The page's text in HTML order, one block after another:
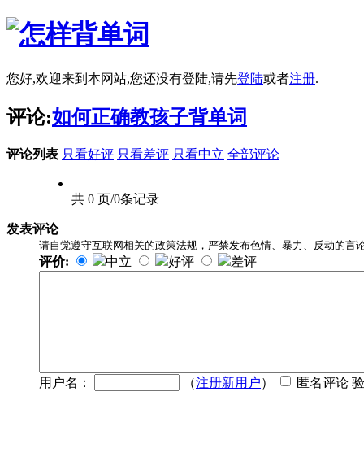
您好,欢迎来到本网站,您还没有登陆,请先登陆或者注册.
评论:如何正确教孩子背单词
评论列表 只看好评 只看差评 只看中立 全部评论
共 0 页/0条记录
发表评论
请自觉遵守互联网相关的政策法规，严禁发布色情、暴力、反动的言
评价: 中立 好评 差评
用户名： （注册新用户） 匿名评论